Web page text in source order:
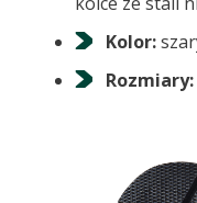
Kolor:
Rozmiary: